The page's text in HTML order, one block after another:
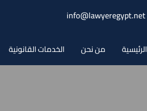
info@lawyeregypt.net
الرئيسية من نحن الخدمات القانونية